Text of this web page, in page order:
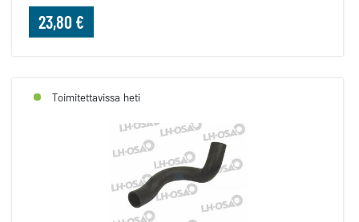
23,80 €
Toimitettavissa heti